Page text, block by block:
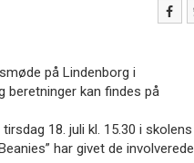
på Lindenborg i
beretninger kan findes på
18. juli kl. 15.30 i skolens
har givet de involverede